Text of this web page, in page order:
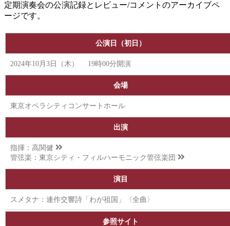
定期演奏会の公演記録とレビュー/コメントのアーカイブペ
ージです。
公演日（初日）
2024年10月3日（木） 19時00分開演
会場
東京オペラシティコンサートホール
出演
指揮： 高関健
管弦楽： 東京シティ・フィルハーモニック管弦楽団
演目
スメタナ：連作交響詩「わが祖国」〈全曲〉
参照サイト